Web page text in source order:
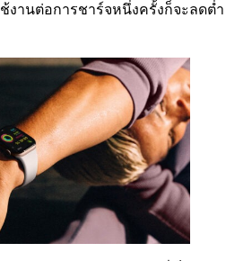
ช้งานต่อการชาร์จหนึ่งครั้งก็จะลดต่ำ